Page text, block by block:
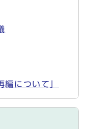
編について」